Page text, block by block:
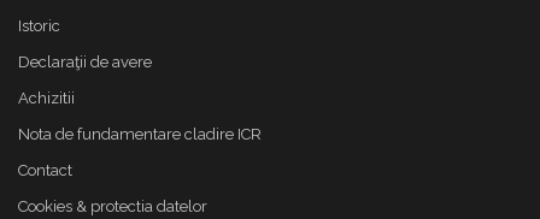
Istoric
Declaraţii de avere
Achizitii
Nota de fundamentare cladire ICR
Contact
Cookies & protectia datelor